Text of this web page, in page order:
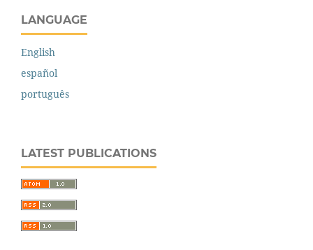
LANGUAGE
English
español
português
LATEST PUBLICATIONS